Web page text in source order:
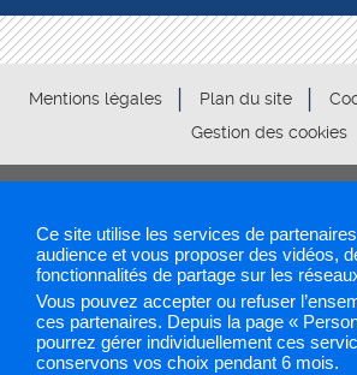
Ce site utilise les services de
audience et vous proposer des vidéos,
fonctionnalités de partage sur les
Vous pouvez accepter ou refuser
ces partenaires. Depuis la page «
pourrez gérer individuellement ces
conservons vos choix pendant 6 mois.
Mentions légales Plan du site
Gestion des cookies
Les sites PAPS